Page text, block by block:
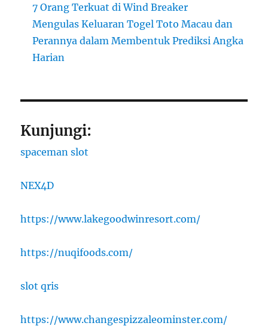
7 Orang Terkuat di Wind Breaker
Mengulas Keluaran Togel Toto Macau dan
Perannya dalam Membentuk Prediksi Angka
Harian
Kunjungi:
spaceman slot
NEX4D
https://www.lakegoodwinresort.com/
https://nuqifoods.com/
slot qris
https://www.changespizzaleominster.com/